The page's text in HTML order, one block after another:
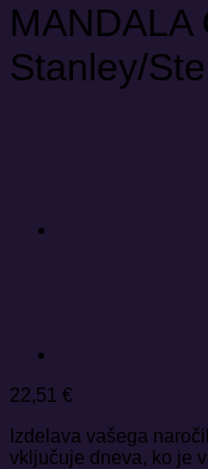
Stanley/
22,51 €
Izdelava vašega
vključuje dneva, ko je